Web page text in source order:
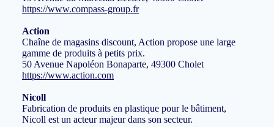
https://www.compass-group.fr
Action
Chaîne de magasins discount, Action propose une large
gamme de produits à petits prix.
50 Avenue Napoléon Bonaparte, 49300 Cholet
https://www.action.com
Nicoll
Fabrication de produits en plastique pour le bâtiment,
Nicoll est un acteur majeur dans son secteur.